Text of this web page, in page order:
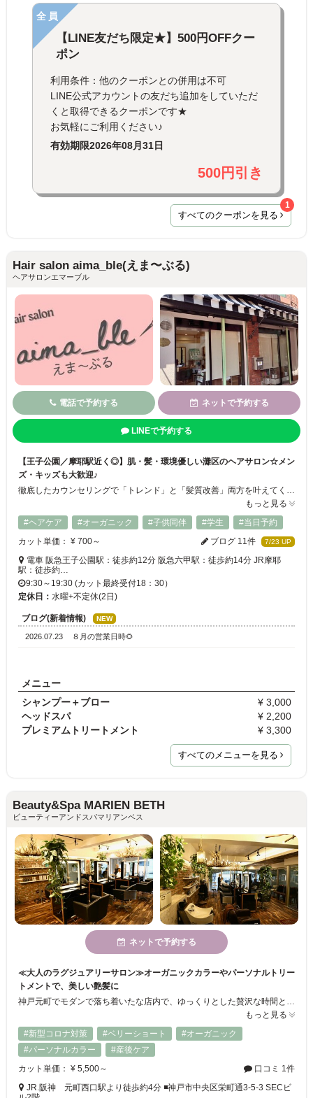
全員
【LINE友だち限定★】500円OFFクー
ポン
利用条件：他のクーポンとの併用は不可
LINE公式アカウントの友だち追加をしていただ
くと取得できるクーポンです★
お気軽にご利用ください♪
有効期限2026年08月31日
500円引き
すべてのクーポンを見る
1
Hair salon aima_ble(えま〜ぶる)
ヘアサロンエマーブル
電話で予約する ネットで予約する
LINEで予約する
【王子公園／摩耶駅近く◎】肌・髪・環境優しい灘区のヘアサロン☆メン
ズ・キッズも大歓迎♪
もっと見る
#ヘアケア
#オーガニック #子供同伴 #学生
#当日予約
カット単価： ¥ 700～
ブログ 11件 7/23 UP
電車 阪急王子公園駅：徒歩約12分 阪急六甲駅：徒歩約14分 JR摩耶
駅：徒歩約…
9:30～19:30 (カット最終受付18：30）
定休日： 水曜+不定休(2日)
ブログ(新着情報) NEW
2026.07.23 ８月の営業日時🌻
メニュー
シャンプー＋ブロー
¥ 3,000
ヘッドスパ
¥ 2,200
プレミアムトリートメント
¥ 3,300
すべてのメニューを見る
Beauty&Spa MARIEN BETH
ビューティーアンドスパマリアンベス
ネットで予約する
≪大人のラグジュアリーサロン≫オーガニックカラーやパーソナルトリー
トメントで、美しい艶髪に
もっと見る
#新型コロナ対策
#ベリーショート
#オーガニック
#パーソナルカラー
#産後ケア
カット単価： ¥ 5,500～
口コミ 1件
JR.阪神 元町西口駅より徒歩約4分 ◾️神戸市中央区栄町通3-5-3 SECビ